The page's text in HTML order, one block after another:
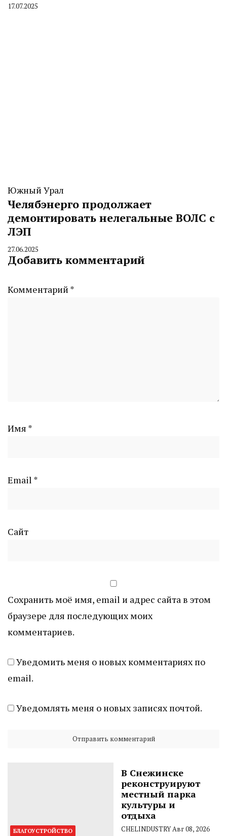
By
17.07.2025
Южный Урал
Челябэнерго продолжает
демонтировать нелегальные ВОЛС с
ЛЭП
By
CHELINDUSTRY
27.06.2025
Добавить комментарий
Комментарий *
Имя *
Email *
Сайт
Сохранить моё имя, email и адрес сайта в этом
браузере для последующих моих
комментариев.
Уведомить меня о новых комментариях по
email.
Уведомлять меня о новых записях почтой.
БЛАГОУСТРОЙСТВО
В Снежинске
реконструируют
местный парка
культуры и
отдыха
CHELINDUSTRYАвг 08, 2026